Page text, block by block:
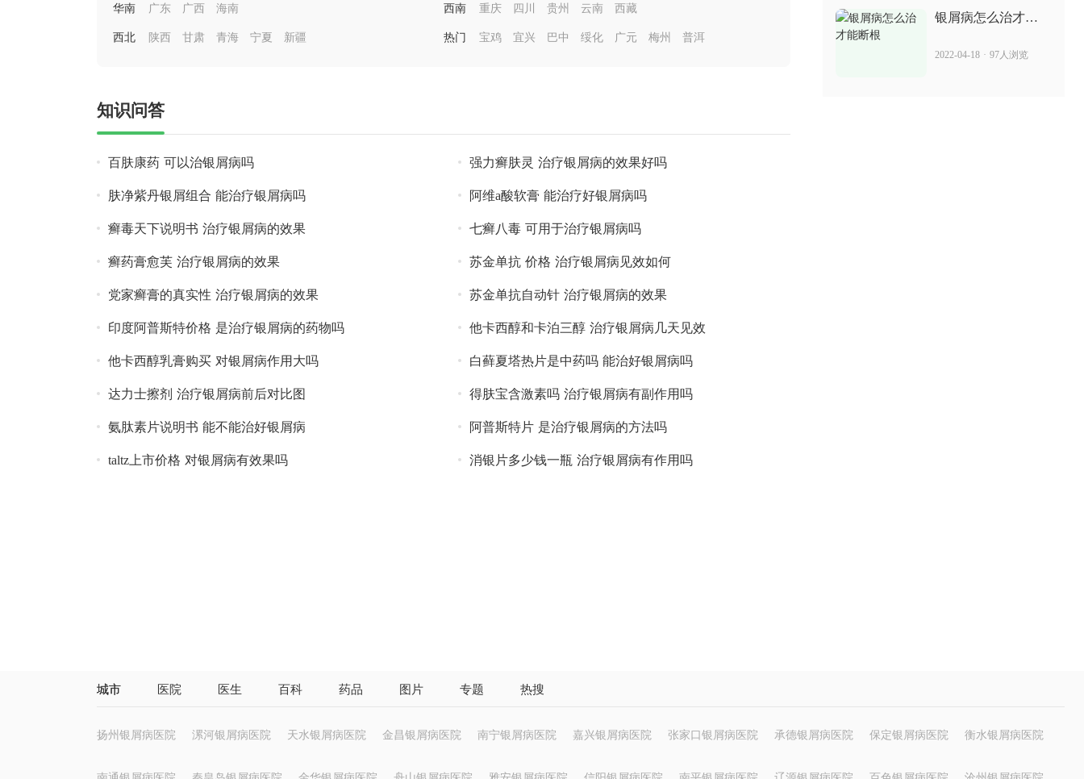
华南 广东 广西 海南 西南 重庆 四川 贵州 云南 西藏
西北 陕西 甘肃 青海 宁夏 新疆 热门 宝鸡 宜兴 巴中 绥化 广元 梅州 普洱
知识问答
百肤康药 可以治银屑病吗 强力癣肤灵 治疗银屑病的效果好吗
肤净紫丹银屑组合 能治疗银屑病吗 阿维a酸软膏 能治疗好银屑病吗
癣毒天下说明书 治疗银屑病的效果 七癣八毒 可用于治疗银屑病吗
癣药膏愈芙 治疗银屑病的效果 苏金单抗 价格 治疗银屑病见效如何
党家癣膏的真实性 治疗银屑病的效果 苏金单抗自动针 治疗银屑病的效果
印度阿普斯特价格 是治疗银屑病的药物吗 他卡西醇和卡泊三醇 治疗银屑病几天见效
他卡西醇乳膏购买 对银屑病作用大吗 白藓夏塔热片是中药吗 能治好银屑病吗
达力士擦剂 治疗银屑病前后对比图 得肤宝含激素吗 治疗银屑病有副作用吗
氨肽素片说明书 能不能治好银屑病 阿普斯特片 是治疗银屑病的方法吗
taltz上市价格 对银屑病有效果吗 消银片多少钱一瓶 治疗银屑病有作用吗
银屑病怎么治才能
2022-04-18 · 97人浏览
城市 医院 医生 百科 药品 图片 专题 热搜
扬州银屑病医院 漯河银屑病医院 天水银屑病医院 金昌银屑病医院 南宁银屑病医院 嘉兴银屑病医院 张家口银屑病医院 承德银屑病医院 保定银屑病医院 衡水银屑病医院